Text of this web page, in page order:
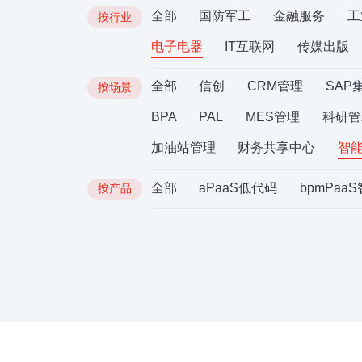
按行业 全部 国防军工 金融服务
电子电器 IT互联网 传媒出版
按场景 全部 信创 CRM管理 SAP
BPA PAL MES管理 科研
加油站管理 财务共享中心 智
按产品 全部 aPaaS低代码 bpmPaaS